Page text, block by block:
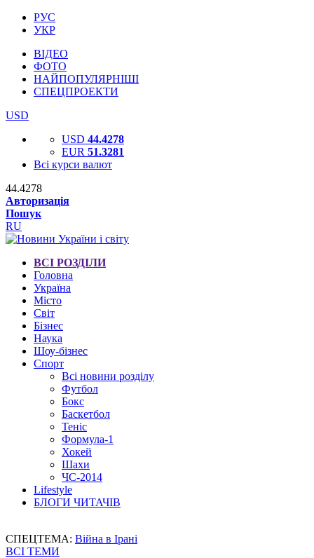
РУС
УКР
ВІДЕО
ФОТО
НАЙПОПУЛЯРНІШІ
СПЕЦПРОЕКТИ
USD
USD 44.4278
EUR 51.3281
Всі курси валют
44.4278
Авторизація
Пошук
RU
ВСІ РОЗДІЛИ
Головна
Україна
Місто
Світ
Бізнес
Наука
Шоу-бізнес
Спорт
Всі новини розділу
Футбол
Бокс
Баскетбол
Теніс
Формула-1
Хокей
Шахи
ЧС-2014
Lifestyle
БЛОГИ ЧИТАЧІВ
СПЕЦТЕМА: Війна в Ірані
ВСІ ТЕМИ